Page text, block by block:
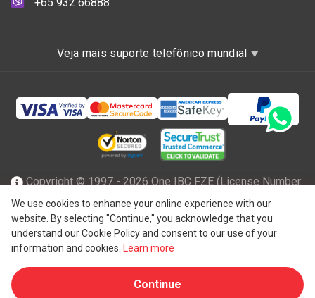
We use cookies to enhance your online experience with our
website. By selecting "Continue," you acknowledge that you
understand our Cookie Policy and consent to our use of your
information and cookies.
Learn more
Continue
Veja mais suporte telefônico mundial
Copyright © 1997 - 2026 One IBC FZE (License Number:
47001217), incorporada em Ras Al Khaimah, nos Emirados
Árabes Unidos com responsabilidade limitada e uma firma
membro da rede One IBC de entidade legal independente e
separada afiliada ao One IBC®Group ("One IBC Limited"),
uma entidade suíça. Todos os direitos reservados.